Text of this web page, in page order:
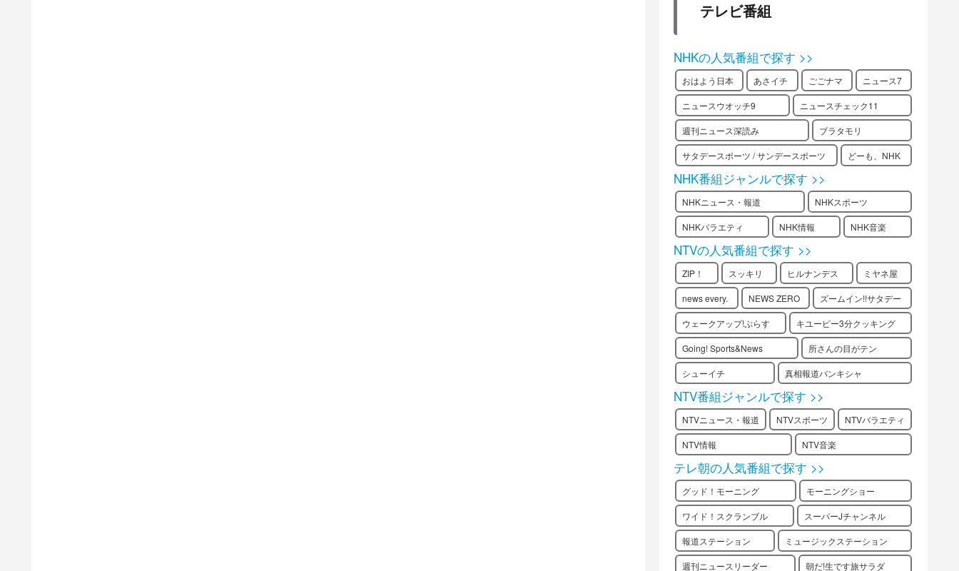
テレビ番組
NHKの人気番組で探す >>
おはよう日本 あさイチ ごごナマ ニュース7
ニュースウオッチ9 ニュースチェック11
週刊ニュース深読み ブラタモリ
サタデースポーツ / サンデースポーツ どーも、NHK
NHK番組ジャンルで探す >>
NHKニュース・報道 NHKスポーツ
NHKバラエティ NHK情報 NHK音楽
NTVの人気番組で探す >>
ZIP！ スッキリ ヒルナンデス ミヤネ屋
news every. NEWS ZERO ズームイン!!サタデー
ウェークアップ!ぷらす キユーピー3分クッキング
Going! Sports&News 所さんの目がテン
シューイチ 真相報道バンキシャ
NTV番組ジャンルで探す >>
NTVニュース・報道 NTVスポーツ NTVバラエティ
NTV情報 NTV音楽
テレ朝の人気番組で探す >>
グッド！モーニング モーニングショー
ワイド！スクランブル スーパーJチャンネル
報道ステーション ミュージックステーション
週刊ニュースリーダー 朝だ!生です旅サラダ